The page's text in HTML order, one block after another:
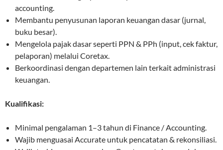
accounting.
Membantu penyusunan laporan keuangan dasar (jurnal,
buku besar).
Mengelola pajak dasar seperti PPN & PPh (input, cek faktur,
pelaporan) melalui Coretax.
Berkoordinasi dengan departemen lain terkait administrasi
keuangan.
Kualifikasi:
Minimal pengalaman 1–3 tahun di Finance / Accounting.
Wajib menguasai Accurate untuk pencatatan & rekonsiliasi.